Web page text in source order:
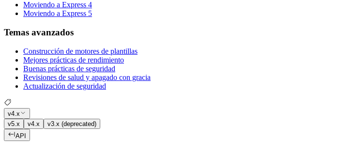
Moviendo a Express 4
Moviendo a Express 5
Temas avanzados
Construcción de motores de plantillas
Mejores prácticas de rendimiento
Buenas prácticas de seguridad
Revisiones de salud y apagado con gracia
Actualización de seguridad
v4.x
v5.x
v4.x
v3.x (deprecated)
API